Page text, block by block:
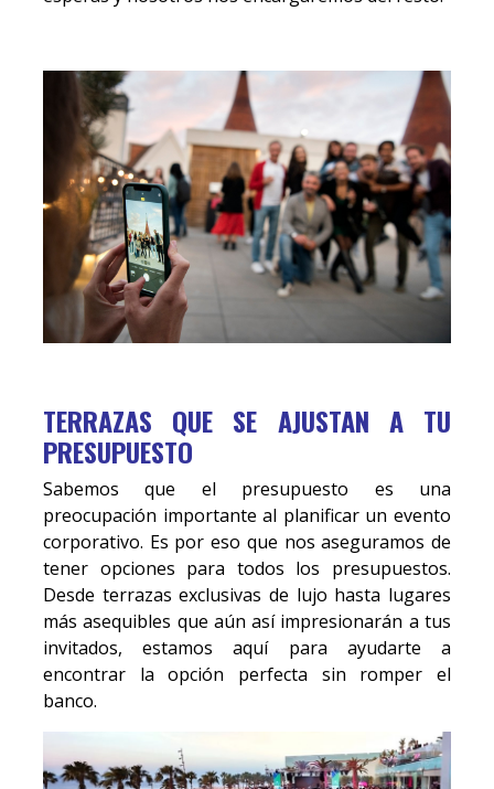
TERRAZAS QUE SE AJUSTAN A TU
PRESUPUESTO
Sabemos que el presupuesto es una
preocupación importante al planificar un evento
corporativo. Es por eso que nos aseguramos de
tener opciones para todos los presupuestos.
Desde terrazas exclusivas de lujo hasta lugares
más asequibles que aún así impresionarán a tus
invitados, estamos aquí para ayudarte a
encontrar la opción perfecta sin romper el
banco.